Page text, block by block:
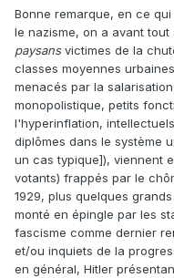
Bonne remarque, en ce
le nazisme, on a avant
paysansvictimes de la
classes moyennes
menacés par la
monopolistique, petits
l'hyperinflation,
diplômes dans le système
un cas typique]), viennent
votants) frappés par le
1929, plus quelques
monté en épingle par les
fascisme comme dernier
et/ou inquiets de la
en général, Hitler